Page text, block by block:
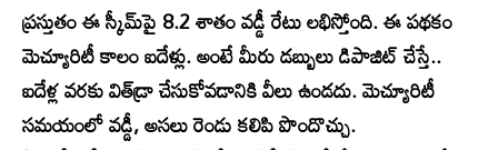
ప్రస్తుతం ఈ స్కీమ్‌పై 8.2 శాతం వడ్డీ రేటు లభిస్తోంది. ఈ పథకం
మెచ్యూరిటీ కాలం ఐదేళ్లు. అంటే మీరు డబ్బులు డిపాజిట్ చేస్తే..
ఐదేళ్ల వరకు విత్‌డ్రా చేసుకోవడానికి వీలు ఉండదు. మెచ్యూరిటీ
సమయంలో వడ్డీ, అసలు రెండు కలిపి పొందొచ్చు.